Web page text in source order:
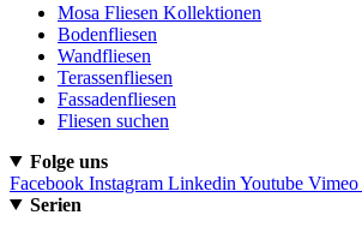
Mosa Fliesen Kollektionen
Bodenfliesen
Wandfliesen
Terassenfliesen
Fassadenfliesen
Fliesen suchen
Folge uns
Facebook Instagram Linkedin Youtube Vimeo
Serien